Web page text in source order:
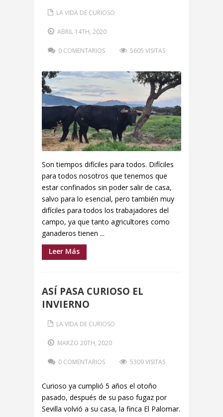
LA VIDA DE CURIOSO
ABRIL 14TH, 2020
0 COMENTARIOS 5605 VISITAS
Son tiempos difíciles para todos. Difíciles
para todos nosotros que tenemos que
estar confinados sin poder salir de casa,
salvo para lo esencial, pero también muy
difíciles para todos los trabajadores del
campo, ya que tanto agricultores como
ganaderos tienen ...
Leer Más
ASÍ PASA CURIOSO EL
INVIERNO
LA VIDA DE CURIOSO
MARZO 20TH, 2020
0 COMENTARIOS 5309 VISITAS
Curioso ya cumplió 5 años el otoño
pasado, después de su paso fugaz por
Sevilla volvió a su casa, la finca El Palomar.